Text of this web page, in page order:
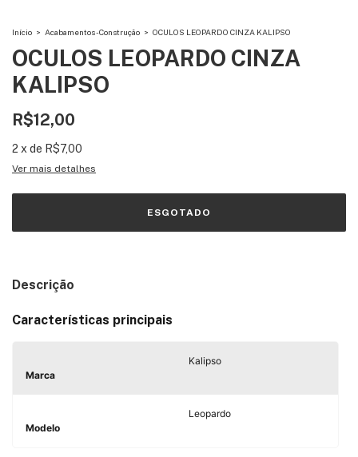
Início > Acabamentos - Construção > OCULOS LEOPARDO CINZA KALIPSO
OCULOS LEOPARDO CINZA
KALIPSO
R$12,00
2 x de R$7,00
Ver mais detalhes
Descrição
Características principais
Marca
Kalipso
Modelo
Leopardo